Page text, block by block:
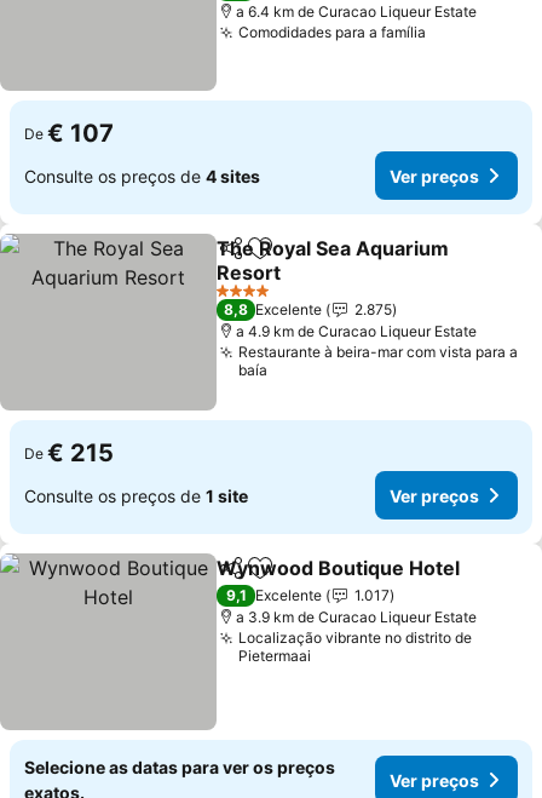
a 6.4 km de Curacao Liqueur Estate
Comodidades para a família
De € 107
Consulte os preços de 4 sites Ver preços
PartilharAdicionar aos favoritos
The Royal Sea Aquarium
Resort
Ver preços
4 Estrelas
8,8 Excelente
2.875
a 4.9 km de Curacao Liqueur Estate
Restaurante à beira-mar com vista para a
baía
De € 215
Consulte os preços de 1 site Ver preços
PartilharAdicionar aos favoritos
Wynwood Boutique Hotel
9,1 Excelente
1.017
a 3.9 km de Curacao Liqueur Estate
Localização vibrante no distrito de
Pietermaai
Selecione as datas para ver os preços
exatos.
Ver preços